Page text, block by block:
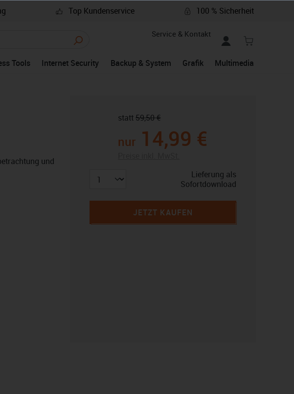
Top Kundenservice 100 % Sicherheit
Service & Kontakt
Tools Internet Security Backup & System Grafik Multimedia
und
nur 14,99 €
statt59,50 €
Lieferung als
Sofortdownload
JETZT KAUFEN